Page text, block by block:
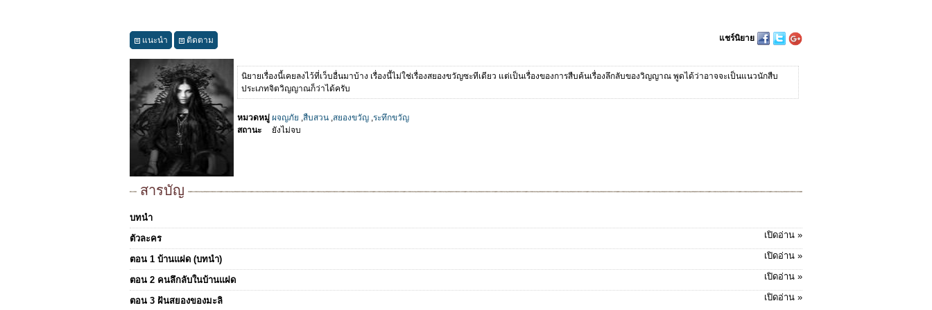
แนะนำ ติดตาม แชร์นิยาย
นิยายเรื่องนี้เคยลงไว้ที่เว็บอื่นมาบ้าง เรื่องนี้ไม่ใช่เรื่องสยองขวัญซะทีเดียว แต่เป็นเรื่องของการสืบค้นเรื่องลึกลับของวิญญาณ พูดได้ว่าอาจจะเป็นแนวนักสืบ
ประเภทจิตวิญญาณก็ว่าได้ครับ
หมวดหมู่ ผจญภัย ,สืบสวน ,สยองขวัญ ,ระทึกขวัญ
สถานะ
ยังไม่จบ
สารบัญ
บทนำ
ตัวละคร
เปิดอ่าน »
ตอน 1 บ้านแฝด (บทนำ) เปิดอ่าน »
ตอน 2 คนลึกลับในบ้านแฝด เปิดอ่าน »
ตอน 3 ฝันสยองของมะลิ เปิดอ่าน »